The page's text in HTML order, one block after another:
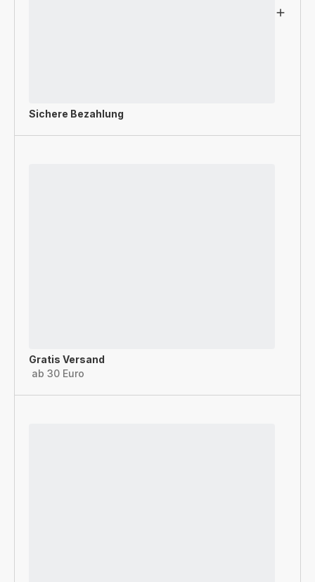
Sichere Bezahlung
Gratis Versand
ab 30 Euro